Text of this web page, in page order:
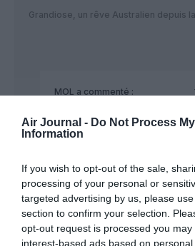
Air Journal - Do Not Process
Information
If you wish to opt-out of the sale,
processing of your personal or
targeted advertising by us, please
section to confirm your selection.
opt-out request is processed you may
interest-based ads based on
Grandiose, un rêve Australien depuis
MOL a commenté :
INCROYABLE , un commentaire
apthltka commenté :